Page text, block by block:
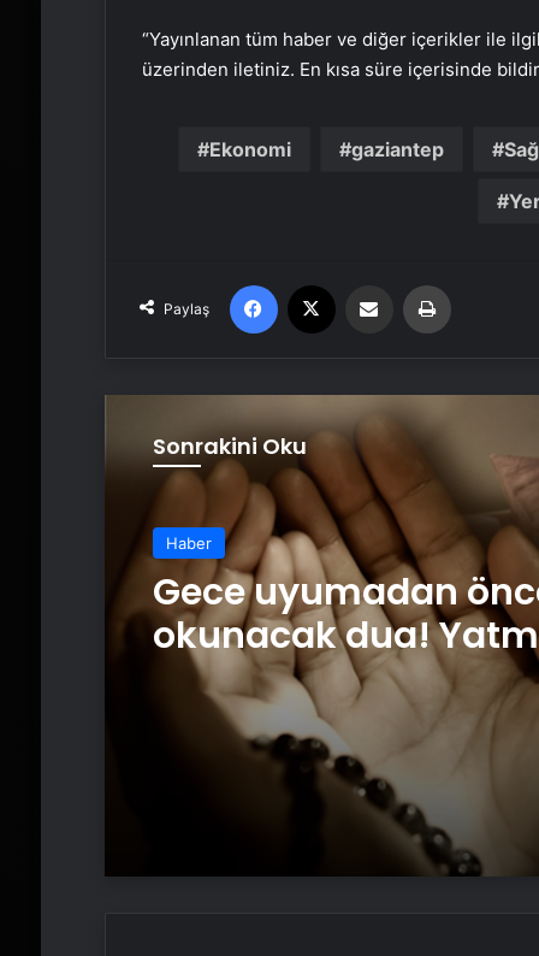
“Yayınlanan tüm haber ve diğer içerikler ile
üzerinden iletiniz. En kısa süre içerisinde
Ekonomi gaziantep
Paylaş
Facebook Email'den paylaş
Sonrakini Oku
Haber
Gece uyumadan
okunacak dua!
önce okunacak
Uyumak için hangi